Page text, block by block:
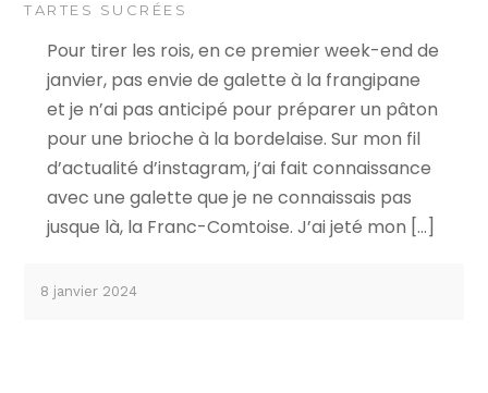
TARTES SUCRÉES
Pour tirer les rois, en ce premier week-end de
janvier, pas envie de galette à la frangipane
et je n’ai pas anticipé pour préparer un pâton
pour une brioche à la bordelaise. Sur mon fil
d’actualité d’instagram, j’ai fait connaissance
avec une galette que je ne connaissais pas
jusque là, la Franc-Comtoise. J’ai jeté mon […]
8 janvier 2024